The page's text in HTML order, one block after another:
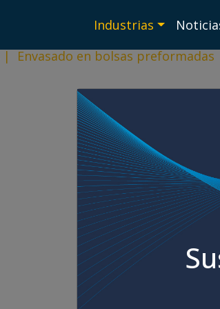
Industrias
| Envasado en bolsas preformadas